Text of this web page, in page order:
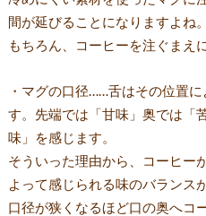
間が延びることになりますよね。
もちろん、コーヒーを注ぐまえ
・マグの口径……舌はその位置
す。先端では「甘味」奥では「
味」を感じます。
そういった理由から、コーヒー
よって感じられる味のバランス
口径が狭くなるほど口の奥へコ